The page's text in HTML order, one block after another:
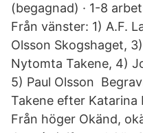
(begagnad) · 1-8
Från vänster: 1) A.F.
Olsson Skogshaget,
Nytomta Takene, 4)
5) Paul Olsson
Takene efter Katarina
Från höger Okänd,